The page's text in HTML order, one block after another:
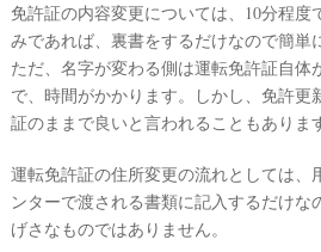
免許証の内容変更については、10分程度
みであれば、裏書をするだけなので簡単
ただ、名字が変わる側は運転免許証自体
で、時間がかかります。しかし、免許更
証のままで良いと言われることもありま
運転免許証の住所変更の流れとしては、
ンターで渡される書類に記入するだけな
げさなものではありません。